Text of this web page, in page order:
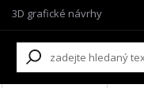
3D grafické návrhy